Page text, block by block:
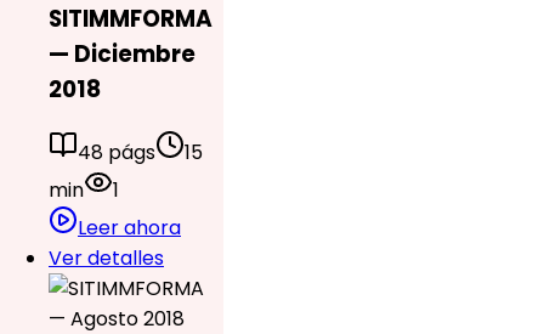
SITIMMFORMA
— Diciembre
2018
48 págs
15
min
1
Leer ahora
Ver detalles